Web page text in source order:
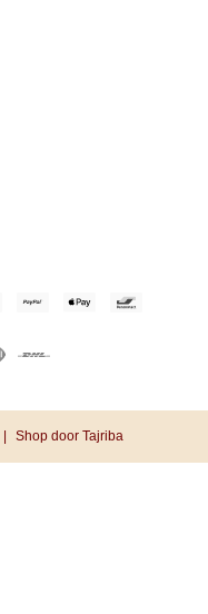
Shop door Tajriba